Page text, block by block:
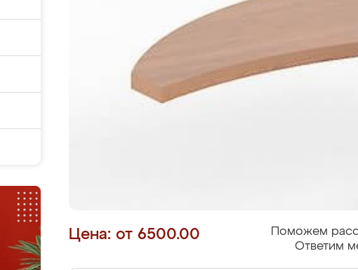
Цена: от 6500.00
Поможем
Ответим